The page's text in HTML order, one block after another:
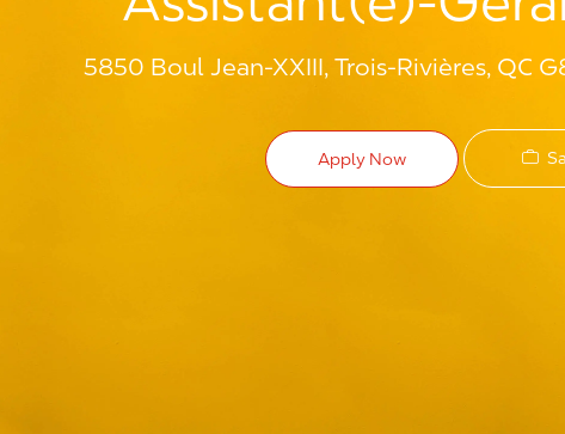
5850 Boul Jean-XXIII, Trois-Rivières, QC
Apply Now